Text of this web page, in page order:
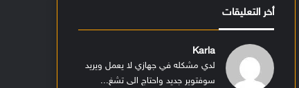
أخر التعليقات
Karla
لدي مشكله في جهازي لا يعمل ويريد
سوفتوير جديد واحتاج الى تشغ...